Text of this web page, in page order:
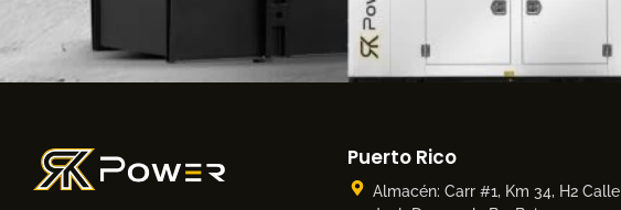
Puerto Rico
Almacén: Carr #1, Km 34, H2 Calle